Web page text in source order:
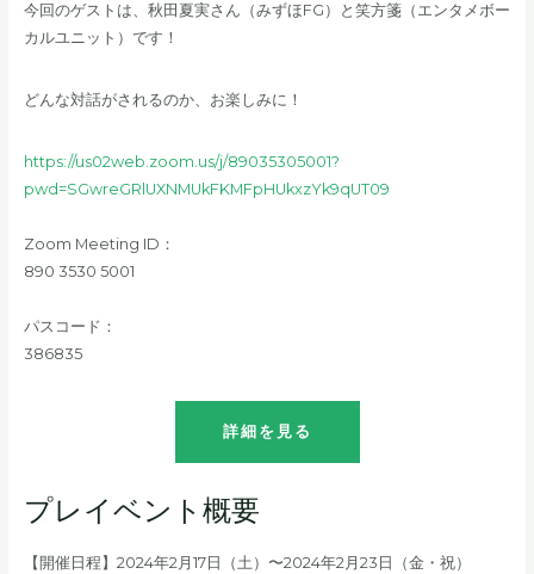
今回のゲストは、秋田夏実さん（みずほFG）と笑方箋（エンタメボー
カルユニット）です！
どんな対話がされるのか、お楽しみに！
https://us02web.zoom.us/j/89035305001?
pwd=SGwreGRlUXNMUkFKMFpHUkxzYk9qUT09
Zoom Meeting ID：
890 3530 5001
パスコード：
386835
詳細を見る
プレイベント概要
【開催日程】2024年2月17日（土）〜2024年2月23日（金・祝）